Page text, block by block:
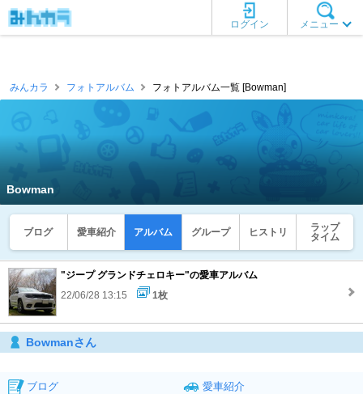
メニュー
ログイン
みんカラ フォトアルバム フォトアルバム一覧 [Bowman]
Bowman
ブログ 愛車紹介 アルバム グループ ヒストリ
ラップ
タイム
"ジープ グランドチェロキー"の愛車アルバム
22/06/28 13:15
1枚
Bowmanさん
ブログ
愛車紹介